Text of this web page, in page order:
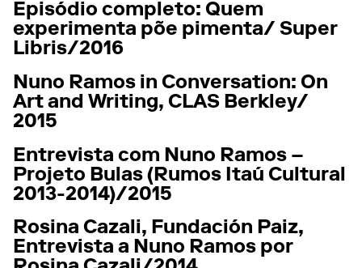
Episódio completo: Quem
experimenta põe pimenta/ Super
Libris/2016
Nuno Ramos in Conversation: On
Art and Writing, CLAS Berkley/
2015
Entrevista com Nuno Ramos –
Projeto Bulas (Rumos Itaú Cultural
2013-2014)/2015
Rosina Cazali, Fundación Paiz,
Entrevista a Nuno Ramos por